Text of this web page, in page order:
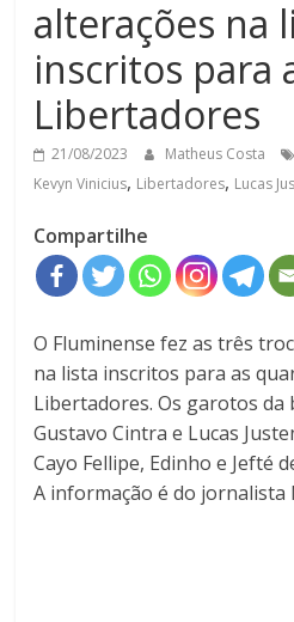
alterações na
inscritos para
Libertadores
21/08/2023 Matheus Costa
Kevyn Vinicius, Libertadores, Lucas
Compartilhe
O Fluminense fez as três
na lista inscritos para as
Libertadores. Os garotos da
Gustavo Cintra e Lucas
Cayo Fellipe, Edinho e Jefté
A informação é do jornalista